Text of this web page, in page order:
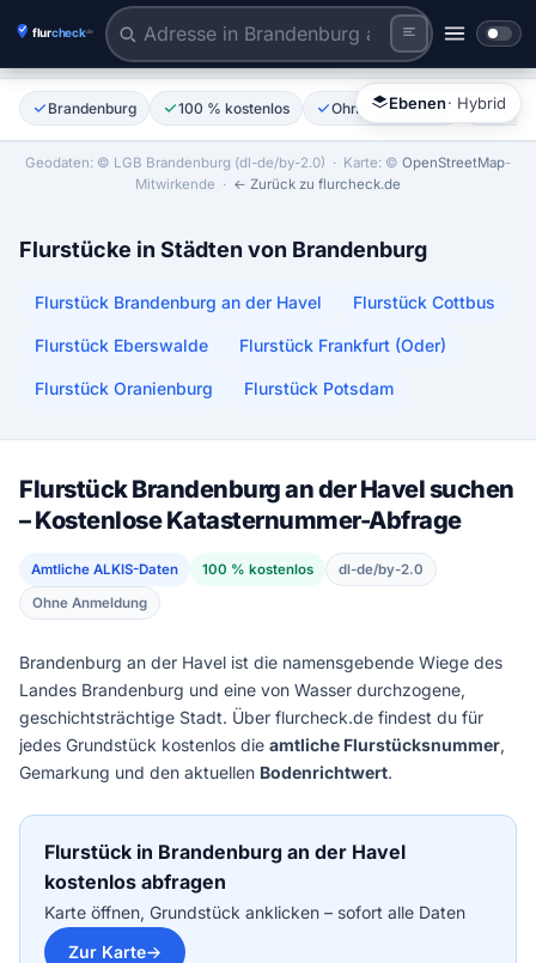
Tiles © Esri | Labels © Esri
Flurstück anklicken
Ebenen· Hybrid
Brandenburg 100 % kostenlos Ohne Anmeldung
Geodaten: © LGB Brandenburg (dl-de/by-2.0) · Karte: © OpenStreetMap-
Mitwirkende · ← Zurück zu flurcheck.de
Flurstücke in Städten von Brandenburg
Flurstück Brandenburg an der Havel Flurstück Cottbus
Flurstück Eberswalde Flurstück Frankfurt (Oder)
Flurstück Oranienburg Flurstück Potsdam
Flurstück Brandenburg an der Havel suchen
– Kostenlose Katasternummer-Abfrage
Amtliche ALKIS-Daten 100 % kostenlos
dl-de/by-2.0
Ohne Anmeldung
Brandenburg an der Havel ist die namensgebende Wiege des
Landes Brandenburg und eine von Wasser durchzogene,
geschichtsträchtige Stadt. Über flurcheck.de findest du für
jedes Grundstück kostenlos die amtliche Flurstücksnummer,
Gemarkung und den aktuellen Bodenrichtwert.
Flurstück in Brandenburg an der Havel
kostenlos abfragen
Karte öffnen, Grundstück anklicken – sofort alle Daten
Zur Karte